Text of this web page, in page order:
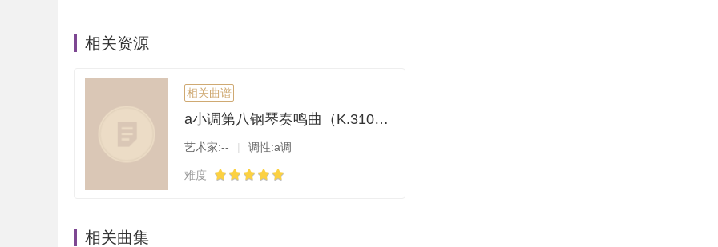
相关资源
相关曲谱
a小调第八钢琴奏鸣曲（K.310）-莫扎特
艺术家:-- | 调性:a调
难度
相关曲集